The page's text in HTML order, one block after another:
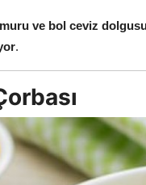
ve bol ceviz
.